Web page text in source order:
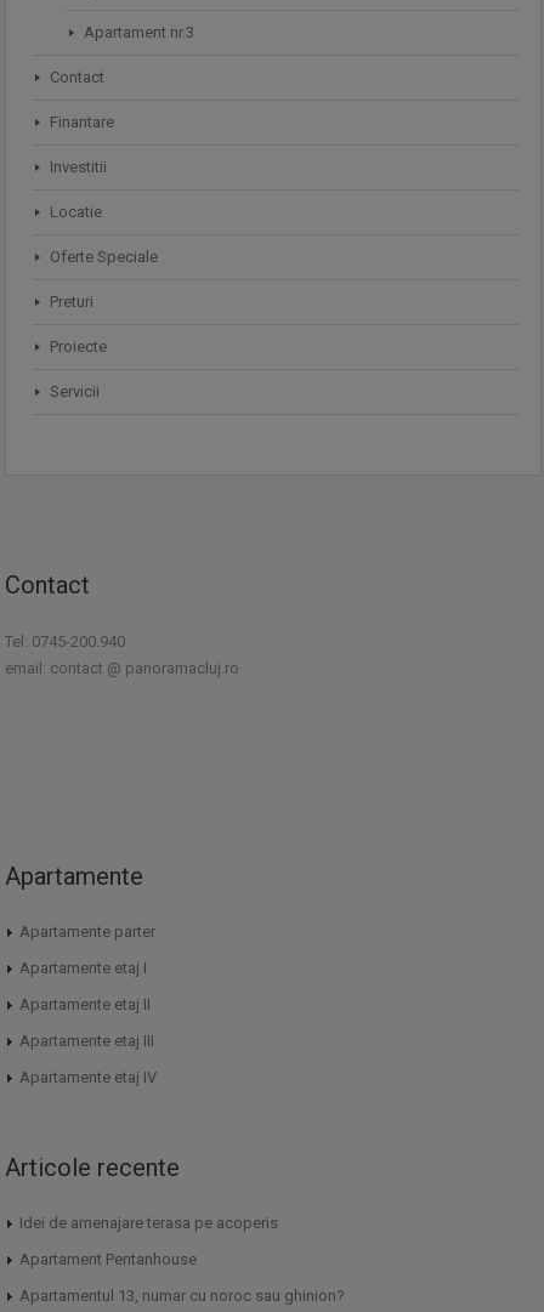
Apartament nr.3
Contact
Finantare
Investitii
Locatie
Oferte Speciale
Preturi
Proiecte
Servicii
Contact
Tel: 0745-200.940
email: contact @ panoramacluj.ro
Apartamente
Apartamente parter
Apartamente etaj I
Apartamente etaj II
Apartamente etaj III
Apartamente etaj IV
Articole recente
Idei de amenajare terasa pe acoperis
Apartament Pentanhouse
Apartamentul 13, numar cu noroc sau ghinion?